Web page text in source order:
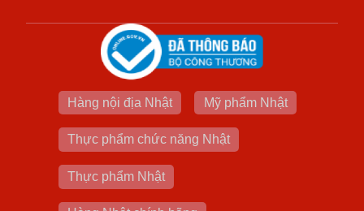
Hàng nội địa Nhật Mỹ phẩm Nhật
Thực phẩm chức năng Nhật
Thực phẩm Nhật